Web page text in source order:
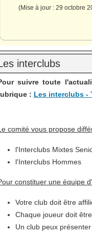
(Mise à jour : 29 octobre
interclubs
suivre toute
: Les interclubs -
comité vous propose
l'Interclubs Mixtes
l'Interclubs Hommes
constituer une équipe
Votre club doit être
Chaque joueur doit
Un club peux